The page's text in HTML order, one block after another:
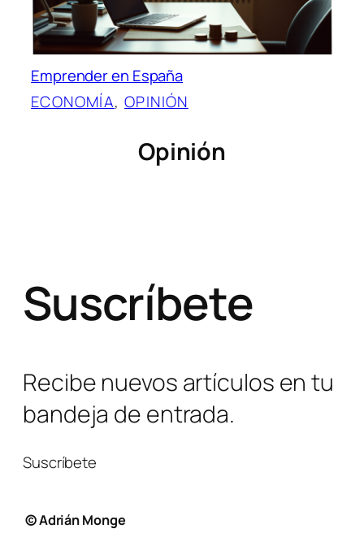
Emprender en España
ECONOMÍA, OPINIÓN
Opinión
Suscríbete
Recibe nuevos artículos en tu
bandeja de entrada.
Suscríbete
© Adrián Monge